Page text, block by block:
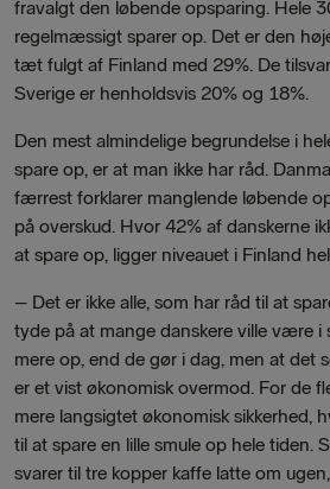
fravalgt den løbende opsparing. Hele
regelmæssigt sparer op. Det er den
tæt fulgt af Finland med 29%. De
Sverige er henholdsvis 20% og 18%.
Den mest almindelige begrundelse i
spare op, er at man ikke har råd.
færrest forklarer manglende løbende
på overskud. Hvor 42% af danskerne
at spare op, ligger niveauet i Finland
– Det er ikke alle, som har råd til at
tyde på at mange danskere ville være i
mere op, end de gør i dag, men at det
er et vist økonomisk overmod. For de
mere langsigtet økonomisk sikkerhed,
til at spare en lille smule op hele tiden.
svarer til tre kopper kaffe latte om